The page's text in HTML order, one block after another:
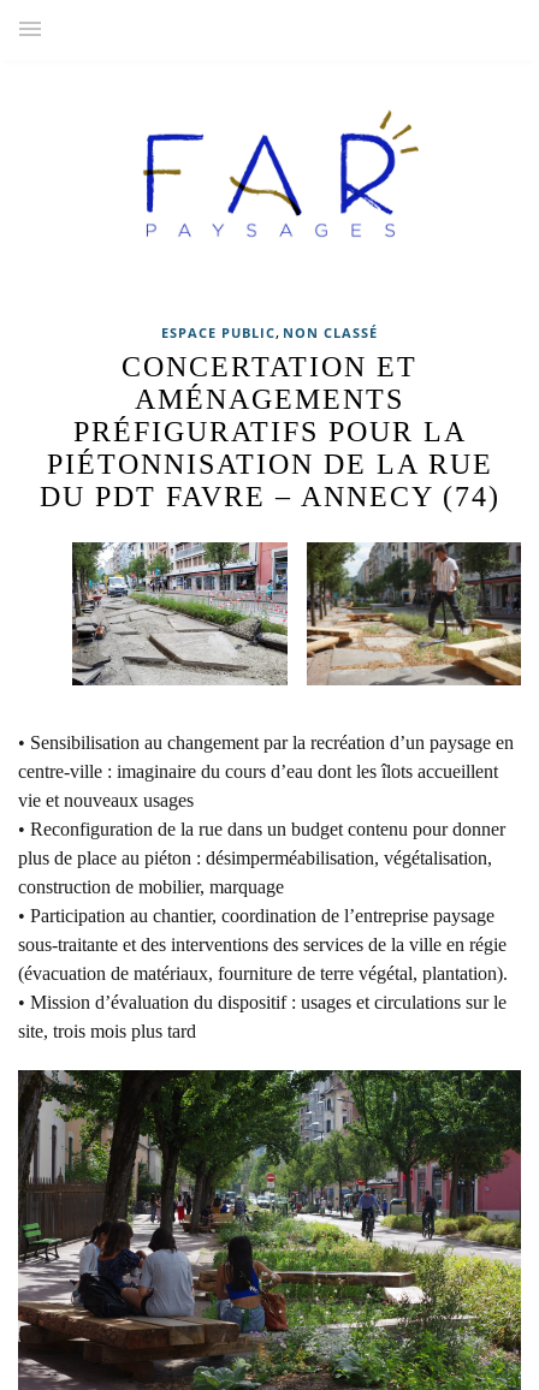
ESPACE PUBLIC, NON CLASSÉ
CONCERTATION ET
AMÉNAGEMENTS
PRÉFIGURATIFS POUR LA
PIÉTONNISATION DE LA RUE
DU PDT FAVRE – ANNECY (74)
• Sensibilisation au changement par la recréation d’un paysage en
centre-ville : imaginaire du cours d’eau dont les îlots accueillent
vie et nouveaux usages
• Reconfiguration de la rue dans un budget contenu pour donner
plus de place au piéton : désimperméabilisation, végétalisation,
construction de mobilier, marquage
• Participation au chantier, coordination de l’entreprise paysage
sous-traitante et des interventions des services de la ville en régie
(évacuation de matériaux, fourniture de terre végétal, plantation).
• Mission d’évaluation du dispositif : usages et circulations sur le
site, trois mois plus tard